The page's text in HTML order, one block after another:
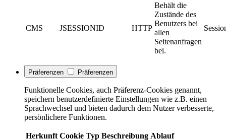
CMS JSESSIONID HTTP
Behält die
Zustände des
Benutzers bei
allen
Seitenanfragen
bei.
Präferenzen Präferenzen
Funktionelle Cookies, auch Präferenz-Cookies genannt,
speichern benutzerdefinierte Einstellungen wie z.B. einen
Sprachwechsel und bieten dadurch dem Nutzer verbesserte,
persönlichere Funktionen.
Herkunft Cookie Typ Beschreibung Ablauf